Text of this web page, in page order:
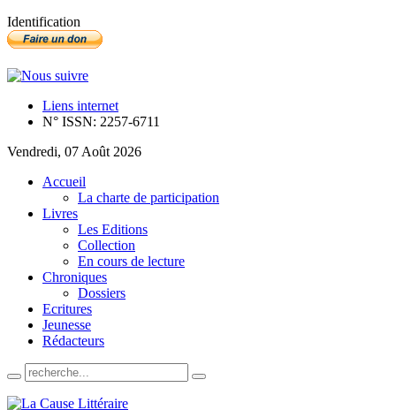
Identification
Liens internet
N° ISSN: 2257-6711
Vendredi, 07 Août 2026
Accueil
La charte de participation
Livres
Les Editions
Collection
En cours de lecture
Chroniques
Dossiers
Ecritures
Jeunesse
Rédacteurs